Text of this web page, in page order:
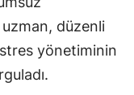
düzenli
stres yönetiminin